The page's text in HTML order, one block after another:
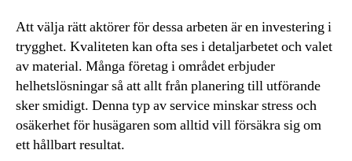
Att välja rätt aktörer för dessa arbeten är en investering i
trygghet. Kvaliteten kan ofta ses i detaljarbetet och valet
av material. Många företag i området erbjuder
helhetslösningar så att allt från planering till utförande
sker smidigt. Denna typ av service minskar stress och
osäkerhet för husägaren som alltid vill försäkra sig om
ett hållbart resultat.